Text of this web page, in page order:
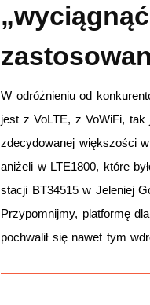
W odróżnieniu od
jest z VoLTE, z VoWiFi,
zdecydowanej większości
aniżeli w LTE1800, które
stacji BT34515 w Jeleniej
Przypomnijmy, platformę
pochwalił się nawet tym